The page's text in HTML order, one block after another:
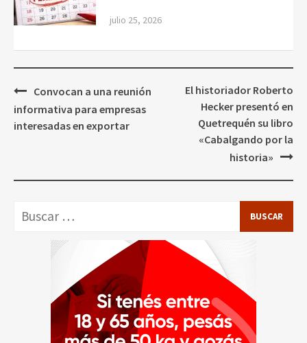
julio 25, 2026
Navegación
de
entradas
Convocan a una reunión
informativa para empresas
interesadas en exportar
El historiador Roberto
Hecker presentó en
Quetrequén su libro
«Cabalgando por la
historia»
Buscar: